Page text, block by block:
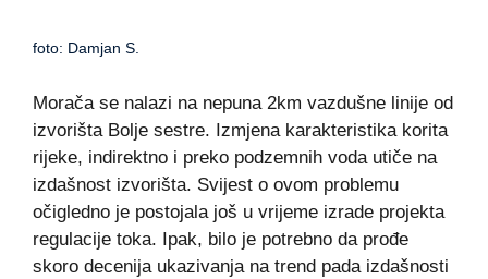
foto: Damjan S.
Morača se nalazi na nepuna 2km vazdušne linije od
izvorišta Bolje sestre. Izmjena karakteristika korita
rijeke, indirektno i preko podzemnih voda utiče na
izdašnost izvorišta. Svijest o ovom problemu
očigledno je postojala još u vrijeme izrade projekta
regulacije toka. Ipak, bilo je potrebno da prođe
skoro decenija ukazivanja na trend pada izdašnosti